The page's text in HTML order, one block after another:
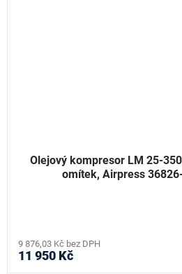
Olejový kompresor LM 25-
omítek, Airpress
9 876,03 Kč bez DPH
11 950 Kč